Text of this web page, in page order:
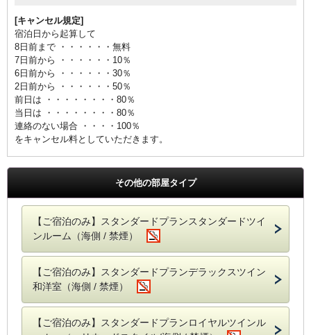
[キャンセル規定]
宿泊日から起算して
8日前まで ・・・・・・無料
7日前から ・・・・・・10％
6日前から ・・・・・・30％
2日前から ・・・・・・50％
前日は ・・・・・・・・80％
当日は ・・・・・・・・80％
連絡のない場合 ・・・・100％
をキャンセル料としていただきます。
その他の部屋タイプ
【ご宿泊のみ】スタンダードプランスタンダードツイ
ンルーム（海側 / 禁煙）
【ご宿泊のみ】スタンダードプランデラックスツイン
和洋室（海側 / 禁煙）
【ご宿泊のみ】スタンダードプランロイヤルツインル